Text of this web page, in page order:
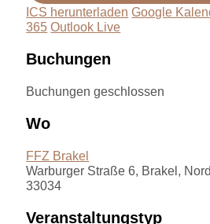
ICS herunterladen Google
365 Outlook Live
Buchungen
Buchungen geschlossen
Wo
FFZ Brakel
Warburger Straße 6, Brakel,
33034
Veranstaltungstyp